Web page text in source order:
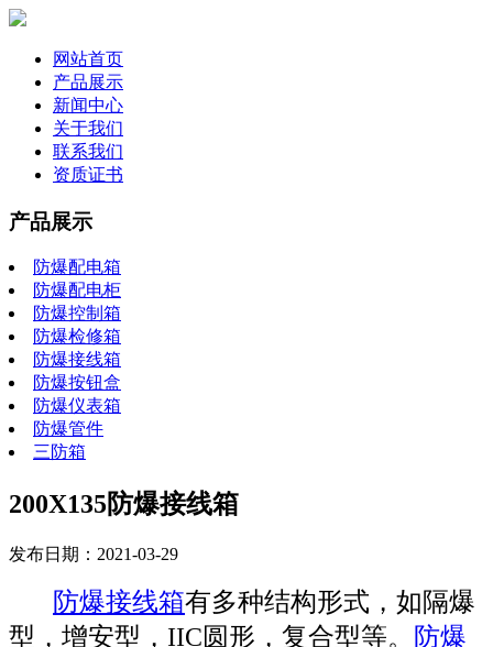
网站首页
产品展示
新闻中心
关于我们
联系我们
资质证书
产品展示
防爆配电箱
防爆配电柜
防爆控制箱
防爆检修箱
防爆接线箱
防爆按钮盒
防爆仪表箱
防爆管件
三防箱
200X135防爆接线箱
发布日期：2021-03-29
防爆接线箱有多种结构形式，如隔爆
型，增安型，IIC圆形，复合型等。
防爆